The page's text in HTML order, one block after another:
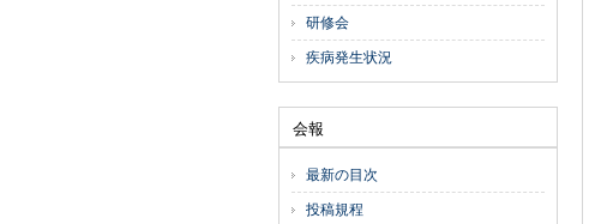
研修会
疾病発生状況
会報
最新の目次
投稿規程